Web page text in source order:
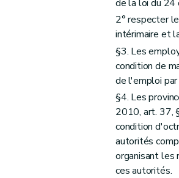
Chapitre V Procédure
Chapitre VI Contrôle et
de la loi du 24
2° respecter
intérimaire et
§3. Les
condition de
de l'emploi
§4. Les
2010, art. 37,
condition
autorités
organisant les
ces autorités.